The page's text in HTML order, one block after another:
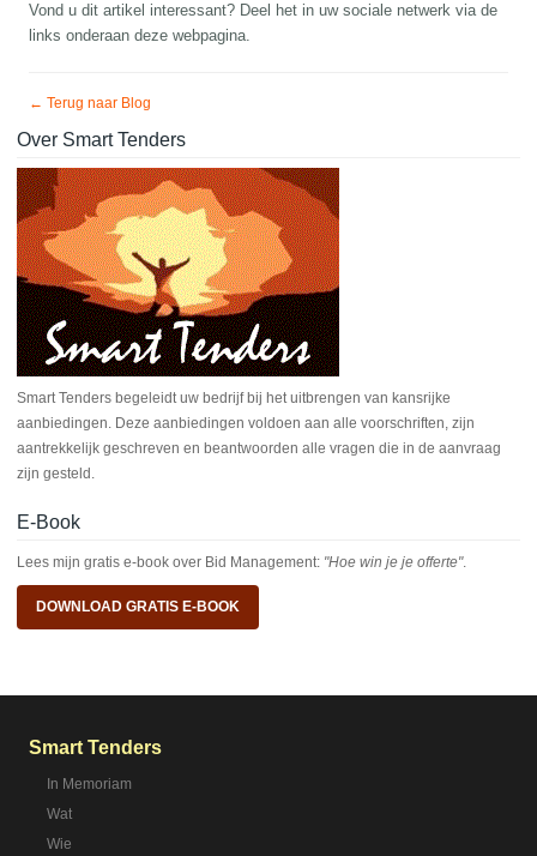
Vond u dit artikel interessant? Deel het in uw sociale netwerk via de
links onderaan deze webpagina.
← Terug naar Blog
Over Smart Tenders
Smart Tenders begeleidt uw bedrijf bij het uitbrengen van kansrijke
aanbiedingen. Deze aanbiedingen voldoen aan alle voorschriften, zijn
aantrekkelijk geschreven en beantwoorden alle vragen die in de aanvraag
zijn gesteld.
E-Book
Lees mijn gratis e-book over Bid Management: "Hoe win je je offerte".
DOWNLOAD GRATIS E-BOOK
Smart Tenders
In Memoriam
Wat
Wie